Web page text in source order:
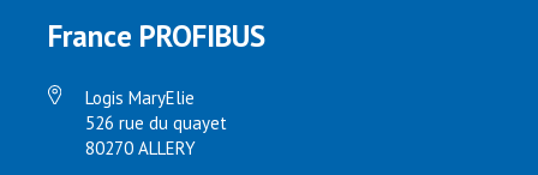
France PROFIBUS
Logis MaryElie
526 rue du quayet
80270 ALLERY